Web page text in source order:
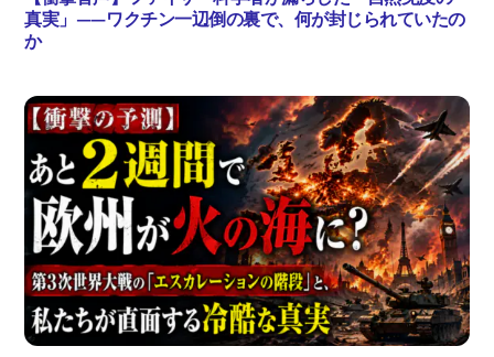
真実」——ワクチン一辺倒の裏で、何が封じられていたの
か